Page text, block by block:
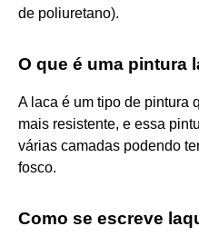
de poliuretano).
O que é uma pintura
A laca é um tipo de pintura
mais resistente, e essa
várias camadas podendo
fosco.
Como se escreve